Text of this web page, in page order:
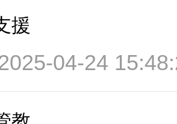
援
04-24